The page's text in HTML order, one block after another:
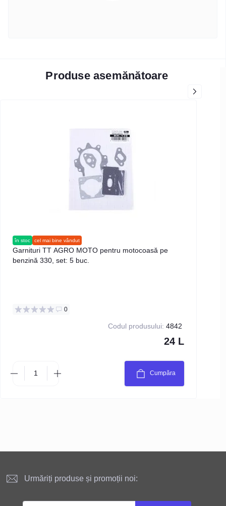
Produse asemănătoare
în stoc cel mai bine vândut
Garnituri TT AGRO MOTO pentru motocoasă pe
benzină 330, set: 5 buc.
0
Codul produsului: 4842
24 L
Cumpăra
Urmăriți produse și promoții noi: